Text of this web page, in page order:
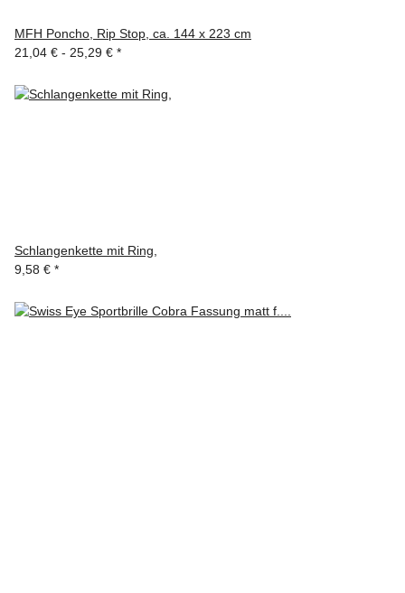
MFH Poncho, Rip Stop, ca. 144 x 223 cm
21,04 € - 25,29 € *
Schlangenkette mit Ring,
9,58 € *